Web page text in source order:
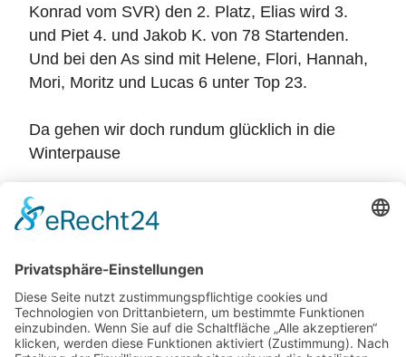
Konrad vom SVR) den 2. Platz, Elias wird 3.
und Piet 4. und Jakob K. von 78 Startenden.
Und bei den As sind mit Helene, Flori, Hannah,
Mori, Moritz und Lucas 6 unter Top 23.
Da gehen wir doch rundum glücklich in die
Winterpause
Zurück